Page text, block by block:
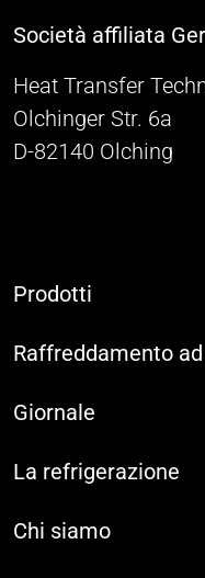
Società affiliata
Heat Transfer
Olchinger Str. 6a
D-82140 Olching
Prodotti
Raffreddamento
Giornale
La refrigerazione
Chi siamo